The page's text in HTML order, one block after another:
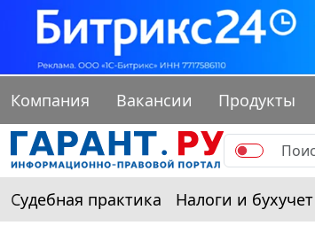
Компания Вакансии Продукты
Судебная практика Налоги и бухучет